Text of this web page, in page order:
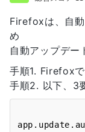
Firefoxは、自
め
自動アップデー
手順1. Firefox
手順2. 以下、3